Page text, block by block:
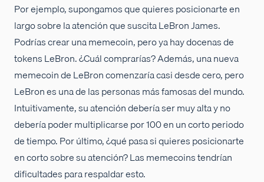
Por ejemplo, supongamos que quieres posicionarte en
largo sobre la atención que suscita LeBron James.
Podrías crear una memecoin, pero ya hay docenas de
tokens LeBron. ¿Cuál comprarías? Además, una nueva
memecoin de LeBron comenzaría casi desde cero, pero
LeBron es una de las personas más famosas del mundo.
Intuitivamente, su atención debería ser muy alta y no
debería poder multiplicarse por 100 en un corto periodo
de tiempo. Por último, ¿qué pasa si quieres posicionarte
en corto sobre su atención? Las memecoins tendrían
dificultades para respaldar esto.